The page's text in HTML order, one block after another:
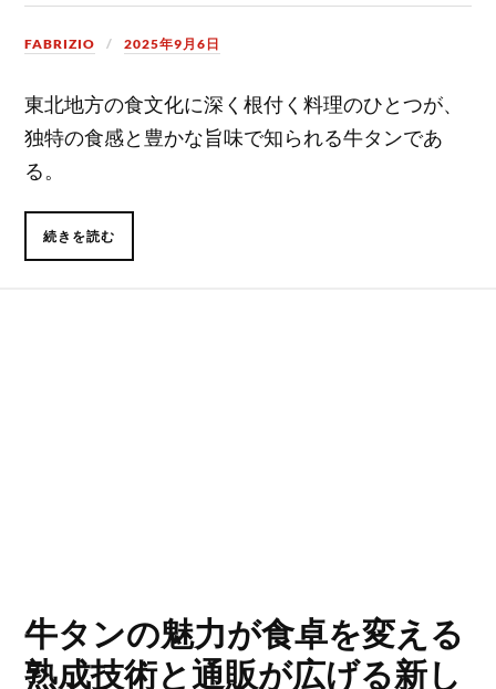
FABRIZIO 2025年9月6日
東北地方の食文化に深く根付く料理のひとつが、
独特の食感と豊かな旨味で知られる牛タンであ
る。
続きを読む
牛タンの魅力が食卓を変える
熟成技術と通販が広げる新し